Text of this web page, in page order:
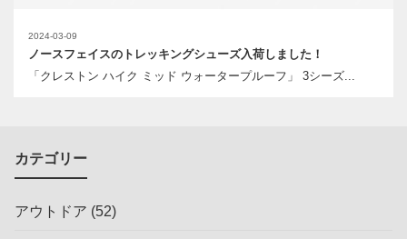
2024-03-09
ノースフェイスのトレッキングシューズ入荷しました！
「クレストン ハイク ミッド ウォータープルーフ」 3シーズ...
カテゴリー
アウトドア (52)